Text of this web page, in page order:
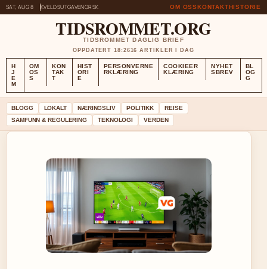
SAT, AUG 8 KVELDSUTGAVENORSK OM OSSKONTAKTHISTORIE
TIDSROMMET.ORG
TIDSROMMET DAGLIG BRIEF
OPPDATERT 18:2616 ARTIKLER I DAG
H
J
E
M
OM
OS
S
KON
TAK
T
HIST
ORI
E
PERSONVERNE
RKLÆRING
COOKIEER
KLÆRING
NYHET
SBREV
BL
OG
G
BLOGG LOKALT NÆRINGSLIV POLITIKK
REISE
SAMFUNN & REGULERING
TEKNOLOGI VERDEN